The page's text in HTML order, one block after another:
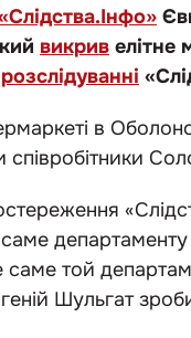
викрив елітне
розслідуванні
в
співробітники
саме той
Шульгат